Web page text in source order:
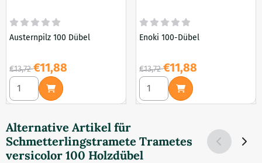
Austernpilz 100 Dübel
Von 13,72 für 11,88
€13,72€11,88
Anzahl wählen für Oesterseitling (Pleurotus ostreatus) 100
Enoki 100-Dübel
Von 13,72 für 11,88
€13,72€11,88
Anzahl wählen für Enoki 100
Alternative Artikel für
Schmetterlingstramete Trametes
versicolor 100 Holzdübel